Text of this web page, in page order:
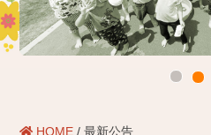
HOME / 最新公告